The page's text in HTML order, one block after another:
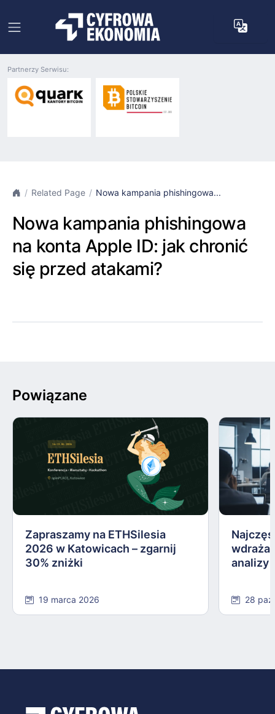
Partnerzy Serwisu:
Related Page Nowa kampania phishingowa...
Nowa kampania phishingowa
na konta Apple ID: jak chronić
się przed atakami?
Powiązane
Zapraszamy na ETHSilesia
2026 w Katowicach – zgarnij
30% zniżki
19 marca 2026
analizy
28